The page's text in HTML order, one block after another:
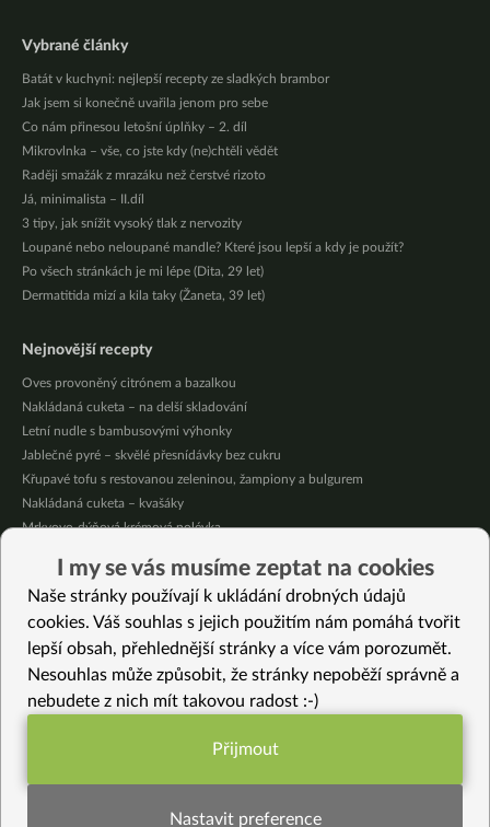
Vybrané články
Batát v kuchyni: nejlepší recepty ze sladkých brambor
Jak jsem si konečně uvařila jenom pro sebe
Co nám přinesou letošní úplňky – 2. díl
Mikrovlnka – vše, co jste kdy (ne)chtěli vědět
Raději smažák z mrazáku než čerstvé rizoto
Já, minimalista – II.díl
3 tipy, jak snížit vysoký tlak z nervozity
Loupané nebo neloupané mandle? Které jsou lepší a kdy je použít?
Po všech stránkách je mi lépe (Dita, 29 let)
Dermatitida mizí a kila taky (Žaneta, 39 let)
Nejnovější recepty
Oves provoněný citrónem a bazalkou
Nakládaná cuketa – na delší skladování
Letní nudle s bambusovými výhonky
Jablečné pyré – skvělé přesnídávky bez cukru
Křupavé tofu s restovanou zeleninou, žampiony a bulgurem
Nakládaná cuketa – kvašáky
Mrkvovo-dýňová krémová polévka
Osvěžující čaj s citronovými bylinkami
Nepečený jablečný dort s rybízem
Vybrané recepty
Květák na tamarindu
Zdravý nanuk bez cukru
I my se vás musíme zeptat na cookies
Naše stránky používají k ukládání drobných údajů
cookies. Váš souhlas s jejich použitím nám pomáhá tvořit
lepší obsah, přehlednější stránky a více vám porozumět.
Nesouhlas může způsobit, že stránky nepoběží správně a
nebudete z nich mít takovou radost :-)
Funkční nastavení potřebujeme (vždy
Přijmout
Nastavit preference